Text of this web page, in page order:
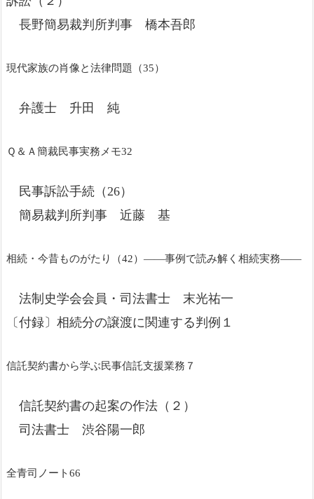
長野簡易裁判所判事 橋本吾郎
現代家族の肖像と法律問題（35）
弁護士 升田 純
Ｑ＆Ａ簡裁民事実務メモ32
民事訴訟手続（26）
簡易裁判所判事 近藤 基
相続・今昔ものがたり（42）――事例で読み解く相続実務――
法制史学会会員・司法書士 末光祐一
〔付録〕相続分の譲渡に関連する判例１
信託契約書から学ぶ民事信託支援業務７
信託契約書の起案の作法（２）
司法書士 渋谷陽一郎
全青司ノート66